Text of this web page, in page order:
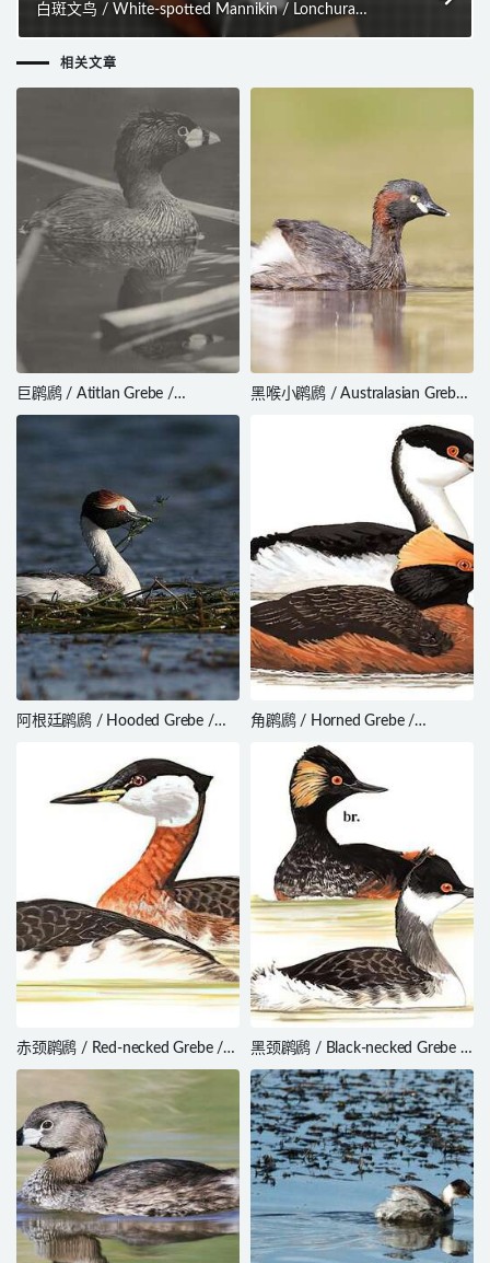
白斑文鸟 / White-spotted Mannikin / Lonchura
相关文章
巨䴙䴘 / Atitlan Grebe /
Podilymbus gigas
黑喉小䴙䴘 / Australasian Grebe
阿根廷䴙䴘 / Hooded Grebe /
角䴙䴘 / Horned Grebe /
Podiceps auritus
赤颈䴙䴘 / Red-necked Grebe /
Podiceps grisegena
黑颈䴙䴘 / Black-necked Grebe /
Podiceps nigricollis